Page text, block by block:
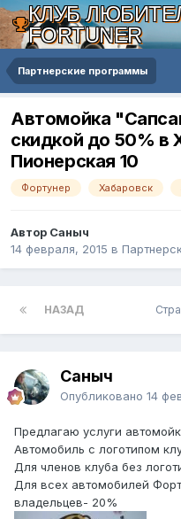
КЛУБ
FORTUNER
Партнерские программы
Автомойка
скидкой до 50% в
Пионерская 10
Фортунер Хабаровск
Автор Саныч
14 февраля, 2015 в
НАЗАД
Саныч
Опубликовано 14
Предлагаю услуги
Автомобиль с логотипом
Для членов клуба без
Для всех автомобилей
владельцев- 20%